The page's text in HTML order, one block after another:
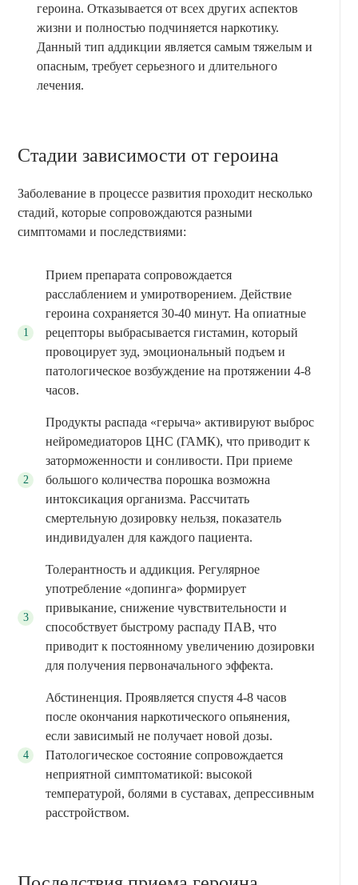
героина. Отказывается от всех других аспектов
жизни и полностью подчиняется наркотику.
Данный тип аддикции является самым тяжелым и
опасным, требует серьезного и длительного
лечения.
Стадии зависимости от героина
Заболевание в процессе развития проходит несколько
стадий, которые сопровождаются разными
симптомами и последствиями:
Прием препарата сопровождается
расслаблением и умиротворением. Действие
героина сохраняется 30-40 минут. На опиатные
рецепторы выбрасывается гистамин, который
провоцирует зуд, эмоциональный подъем и
патологическое возбуждение на протяжении 4-8
часов.
Продукты распада «герыча» активируют выброс
нейромедиаторов ЦНС (ГАМК), что приводит к
заторможенности и сонливости. При приеме
большого количества порошка возможна
интоксикация организма. Рассчитать
смертельную дозировку нельзя, показатель
индивидуален для каждого пациента.
Толерантность и аддикция. Регулярное
употребление «допинга» формирует
привыкание, снижение чувствительности и
способствует быстрому распаду ПАВ, что
приводит к постоянному увеличению дозировки
для получения первоначального эффекта.
Абстиненция. Проявляется спустя 4-8 часов
после окончания наркотического опьянения,
если зависимый не получает новой дозы.
Патологическое состояние сопровождается
неприятной симптоматикой: высокой
температурой, болями в суставах, депрессивным
расстройством.